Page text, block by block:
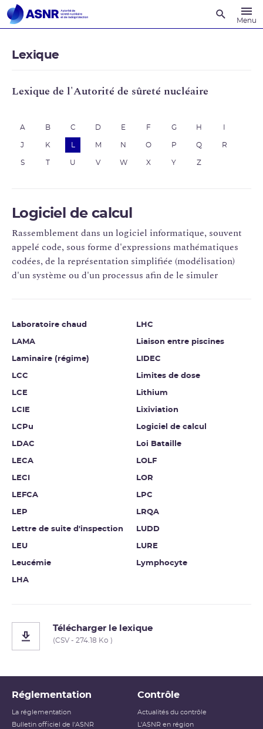
Menu
Lexique
Lexique de l'Autorité de sûreté nucléaire
A B C D E F G H
J K M N O P Q R
S U V W X Y Z
Logiciel de calcul
Rassemblement dans un logiciel informatique, souvent
appelé code, sous forme d'expressions mathématiques
codées, de la représentation simplifiée (modélisation)
d'un système ou d'un processus afin de le simuler
Laboratoire chaud
LAMA
Laminaire (régime)
LCC
LCE
LCIE
LCPu
LDAC
LECA
LECI
LEFCA
LEP
Lettre de suite d'inspection
LEU
Leucémie
LHA
LHC
Liaison entre piscines
LIDEC
Limites de dose
Lithium
Lixiviation
Logiciel de calcul
Loi Bataille
LOLF
LOR
LPC
LRQA
LUDD
LURE
Lymphocyte
Télécharger le lexique
(CSV - 274.18 Ko )
Réglementation
La réglementation
Bulletin officiel de l'ASNR
Contrôle
Actualités du contrôle
L'ASNR en région